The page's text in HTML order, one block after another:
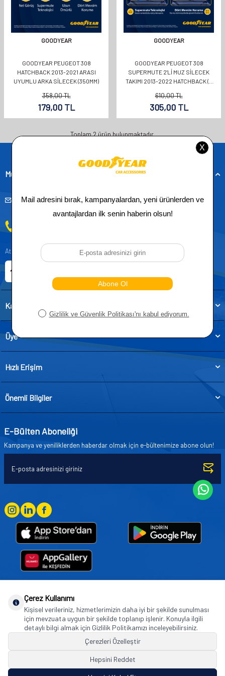
GOODYEAR
GOODYEAR PEUGEOT 308
HATCHBACK 2013-2021 ARASI
UYUMLU ARKA SILECEK (350MM)
358,00TL
179,00 TL
GOODYEAR
GOODYEAR PEUGEOT 308
SUPERMUTE 2'LI MUZ SILECEK
TAKIMI 2013-2022 HATCHBACK (5
610,00TL
305,00TL
Toplam2ürün bulunmaktadır.
Müşteri Hizmetleri
musteridestek@goodyearotoaksesuar.com.tr
Atatürk, Kıraç Mevkii, Orhan Veli Cd. D:No:19, 34522 Esenyurt/İstanbul
Kategoriler
Üye
Hızlı Erişim
Önemli Bilgiler
E-Bülten Aboneliği
Kampanya ve yeniliklerden haberdar olmak için e-bültenimize abone olun!
Goodyear (and Winged Foot Design) are trademarks of or licensed to The Goodyear
Tire & Rubber Company used under license by Basbug Group Company,
Istanbul/Türkiye. © 2026 The Goodyear Tire & Rubber Company.
Çerez Kullanımı
Kişisel verileriniz, hizmetlerimizin daha iyi bir şekilde sunulması
için mevzuata uygun bir şekilde toplanıp işlenir. Konuyla ilgili
detaylı bilgi almak için Gizlilik Politikamızı inceleyebilirsiniz.
Çerezleri Özelleştir
Hepsini Reddet